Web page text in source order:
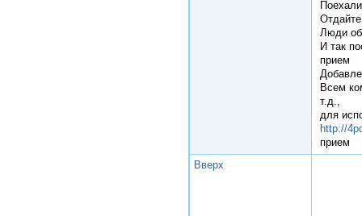
Люди
И так
прием
Всем
т.д.,
для
http://
прием
Вверх